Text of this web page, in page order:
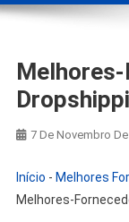
7 De Novembro
Início - Melhores
Melhores-